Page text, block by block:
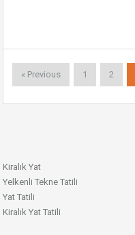
« Previous 1 2
Kiralık Yat
Yelkenli Tekne Tatili
Yat Tatili
Kiralık Yat Tatili